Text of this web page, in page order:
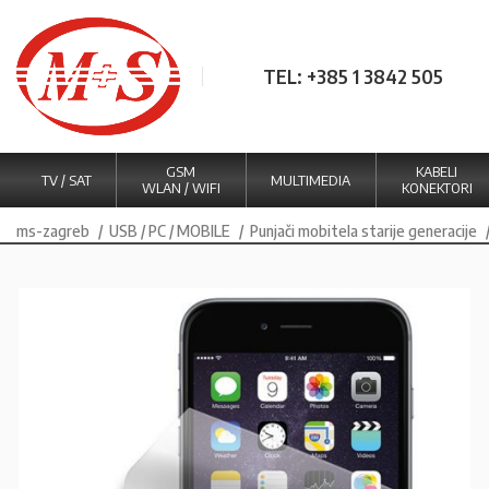
TEL: +385 1 3842 505
TV / SAT
GSM
WLAN / WIFI
MULTIMEDIA
KABELI
KONEKTORI
ms-zagreb USB / PC / MOBILE Punjači mobitela starije generacije